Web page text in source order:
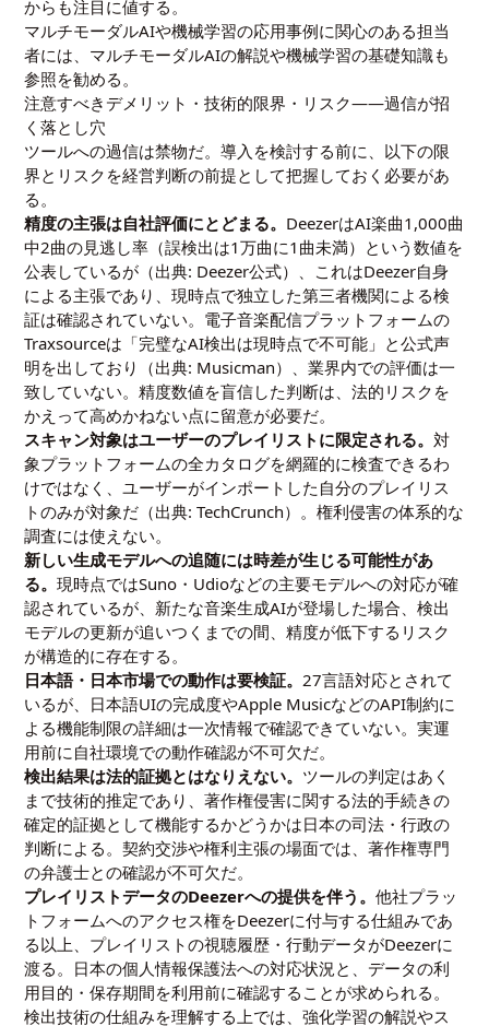
からも注目に値する。
マルチモーダルAIや機械学習の応用事例に関心のある担当
者には、 マルチモーダルAIの解説や機械学習の基礎知識も
参照を勧める。
注意すべきデメリット・技術的限界・リスク——過信が招
く落とし穴
ツールへの過信は禁物だ。導入を検討する前に、以下の限
界とリスクを経営判断の前提として把握しておく必要があ
る。
精度の主張は自社評価にとどまる。 DeezerはAI楽曲1,000曲
中2曲の見逃し率（誤検出は1万曲に1曲未満）という数値を
公表しているが（出典: Deezer公式）、これはDeezer自身
による主張であり、現時点で独立した第三者機関による検
証は確認されていない。電子音楽配信プラットフォームの
Traxsourceは「完璧なAI検出は現時点で不可能」と公式声
明を出しており（出典: Musicman）、業界内での評価は一
致していない。精度数値を盲信した判断は、法的リスクを
かえって高めかねない点に留意が必要だ。
スキャン対象はユーザーのプレイリストに限定される。対
象プラットフォームの全カタログを網羅的に検査できるわ
けではなく、ユーザーがインポートした自分のプレイリス
トのみが対象だ（出典:TechCrunch）。権利侵害の体系的な
調査には使えない。
新しい生成モデルへの追随には時差が生じる可能性があ
る。現時点ではSuno・Udioなどの主要モデルへの対応が確
認されているが、新たな音楽生成AIが登場した場合、検出
モデルの更新が追いつくまでの間、精度が低下するリスク
が構造的に存在する。
日本語・日本市場での動作は要検証。 27言語対応とされて
いるが、日本語UIの完成度やApple MusicなどのAPI制約に
よる機能制限の詳細は一次情報で確認できていない。実運
用前に自社環境での動作確認が不可欠だ。
検出結果は法的証拠とはなりえない。 ツールの判定はあく
まで技術的推定であり、著作権侵害に関する法的手続きの
確定的証拠として機能するかどうかは日本の司法・行政の
判断による。契約交渉や権利主張の場面では、著作権専門
の弁護士との確認が不可欠だ。
プレイリストデータのDeezerへの提供を伴う。他社プラッ
トフォームへのアクセス権をDeezerに付与する仕組みであ
る以上、プレイリストの視聴履歴・行動データがDeezerに
渡る。日本の個人情報保護法への対応状況と、データの利
用目的・保存期間を利用前に確認することが求められる。
検出技術の仕組みを理解する上では、強化学習の解説やス